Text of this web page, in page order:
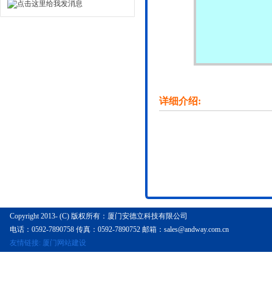
详细介绍:
Copyright 2013- (C) 版权所有：厦门安德立科技有限公司
电话：0592-7890758 传真：0592-7890752 邮箱：sales@andway.com.cn
友情链接: 厦门网站建设